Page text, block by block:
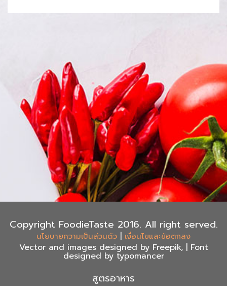
Copyright FoodieTaste 2016. All right served.
นโยบายความเป็นส่วนตัว | เงื่อนไขและข้อตกลง
Vector and images designed by Freepik, | Font
designed by typomancer
สูตรอาหาร